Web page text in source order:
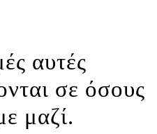
αυτές
σε όσους
μαζί.